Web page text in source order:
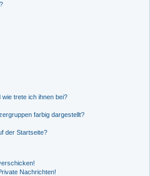
trete ich ihnen bei?
farbig dargestellt?
der Startseite?
Nachrichten!